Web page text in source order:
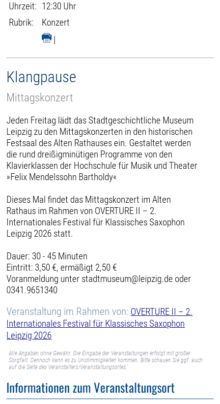
Uhrzeit: 12:30 Uhr
Rubrik:
Konzert
|
Klangpause
Mittagskonzert
Jeden Freitag lädt das Stadtgeschichtliche Museum
Leipzig zu den Mittagskonzerten in den historischen
Festsaal des Alten Rathauses ein. Gestaltet werden
die rund dreißigminütigen Programme von den
Klavierklassen der Hochschule für Musik und Theater
»Felix Mendelssohn Bartholdy«
Dieses Mal findet das Mittagskonzert im Alten
Rathaus im Rahmen von OVERTURE II – 2.
Internationales Festival für Klassisches Saxophon
Leipzig 2026 statt.
Dauer: 30 - 45 Minuten
Eintritt: 3,50 €, ermäßigt 2,50 €
Voranmeldung unter stadtmuseum@leipzig.de oder
0341.9651340
Veranstaltung im Rahmen von: OVERTURE II – 2.
Internationales Festival für Klassisches Saxophon
Leipzig 2026
Alle Angaben ohne Gewähr. Die Eingabe der Veranstaltungen erfolgt mit großer
Sorgfalt. Dennoch kann es zu Unstimmigkeiten kommen. Bitte schauen Sie ggf. auch
auf die Seite des Veranstalters/Veranstaltungsortes.
Informationen zum Veranstaltungsort